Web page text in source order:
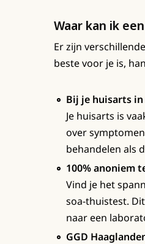
Waar kan ik
Er zijn
beste voor je is,
Bij je huisarts
Je huisarts is
over
behandelen als
100% anoniem
Vind je het
soa-thuistest.
naar een
GGD